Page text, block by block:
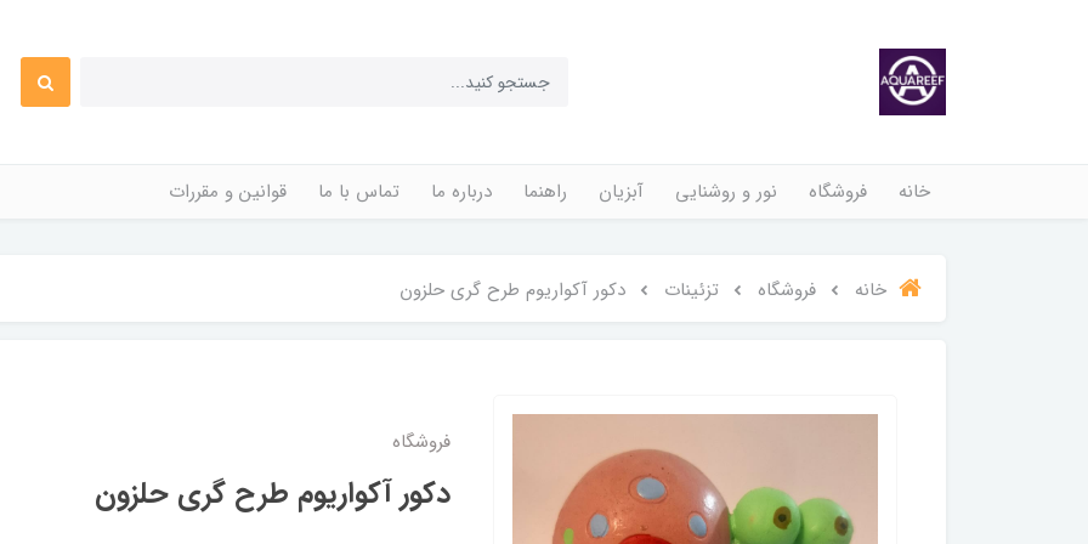
خانه فروشگاه نور و روشنایی آبزیان راهنما درباره ما تماس با ما قوانین و مقررات
خانه فروشگاه تزئینات دکور آکواریوم طرح گری حلزون
فروشگاه
دکور آکواریوم طرح گری حلزون